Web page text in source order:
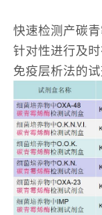
快速检测产碳
针对性进行及
免疫层析法的